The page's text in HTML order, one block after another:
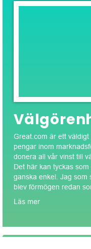
Great.com är ett
pengar inom
donera all vår vinst till
Det här kan tyckas
ganska enkel. Jag som
blev förmögen redan
Catena Media, ett
börsnoteringen sålde
kan läsa mer om det
Läs mer